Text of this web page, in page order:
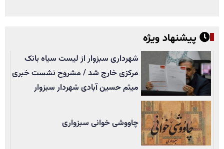
پیشنهاد ویژه
شهرداری سبزوار از لیست سیاه بانک
مرکزی خارج شد / مشروح نشست خبری
میثم حسین آبادی شهردار سبزوار
چاووشی خوانی سبزواری